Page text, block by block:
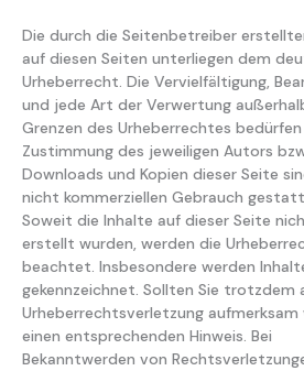
Die durch die Seitenbetreiber
auf diesen Seiten unterliegen dem
Urheberrecht. Die Vervielfältigung,
und jede Art der Verwertung
Grenzen des Urheberrechtes
Zustimmung des jeweiligen Autors
Downloads und Kopien dieser Seite
nicht kommerziellen Gebrauch
Soweit die Inhalte auf dieser Seite
erstellt wurden, werden die
beachtet. Insbesondere werden
gekennzeichnet. Sollten Sie trotzdem
Urheberrechtsverletzung
einen entsprechenden Hinweis. Bei
Bekanntwerden von